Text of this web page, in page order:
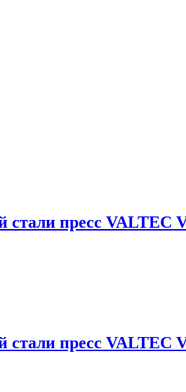
пресс VALTEC
пресс VALTEC